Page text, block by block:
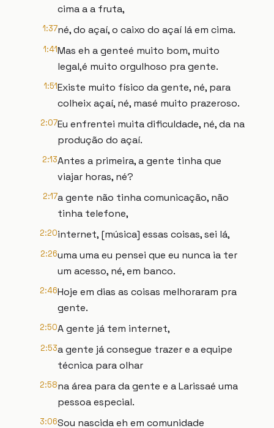
cima a a fruta,
1:37né, do açaí, o caixo do açaí lá em cima.
1:41Mas eh a genteé muito bom, muito
legal,é muito orgulhoso pra gente.
1:51Existe muito físico da gente, né, para
colheix açaí, né, masé muito prazeroso.
2:07Eu enfrentei muita dificuldade, né, da na
produção do açaí.
2:13Antes a primeira, a gente tinha que
viajar horas, né?
2:17a gente não tinha comunicação, não
tinha telefone,
2:20internet, [música] essas coisas, sei lá,
2:26uma uma eu pensei que eu nunca ia ter
um acesso, né, em banco.
2:46Hoje em dias as coisas melhoraram pra
gente.
2:50A gente já tem internet,
2:53a gente já consegue trazer e a equipe
técnica para olhar
2:58na área para da gente e a Larissaé uma
pessoa especial.
3:06Sou nascida eh em comunidade